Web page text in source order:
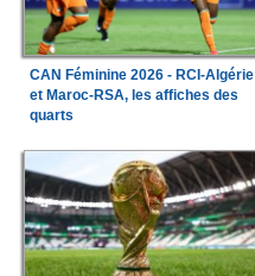
CAN Féminine 2026 - RCI-Algérie
et Maroc-RSA, les affiches des
quarts